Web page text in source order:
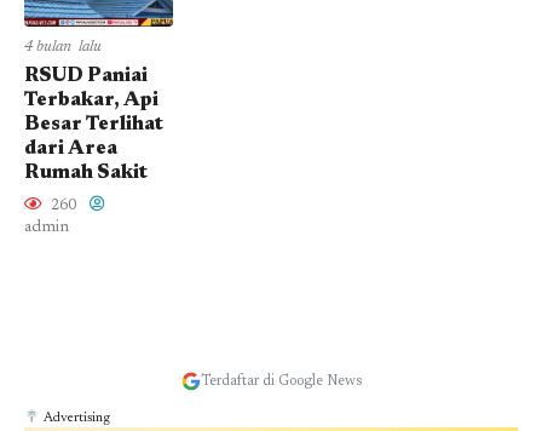
4 bulan lalu
RSUD Paniai
Terbakar, Api
Besar Terlihat
dari Area
Rumah Sakit
260
admin
Terdaftar di Google News
Advertising